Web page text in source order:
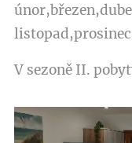
V sezoně II.